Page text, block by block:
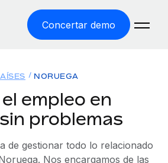
Concertar demo
de forma sencilla y conforme a la
NORUEGA
empleo en
problemas
de gestionar todo lo relacionado
Nos encargamos de las